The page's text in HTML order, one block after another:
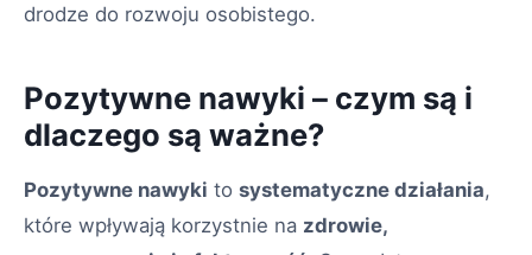
drodze do rozwoju osobistego.
Pozytywne nawyki – czym są i
dlaczego są ważne?
Pozytywne nawyki to systematyczne działania,
które wpływają korzystnie na zdrowie,